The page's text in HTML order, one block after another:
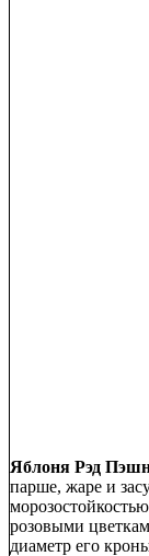
Яблоня Рэд
парше, жаре и
розовыми
диаметр его